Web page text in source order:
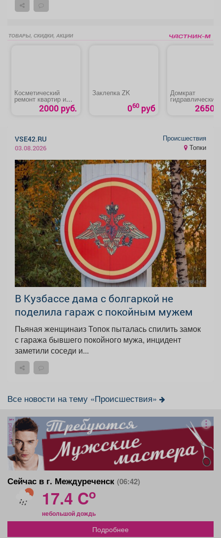
ТОВАРЫ, СКИДКИ, АКЦИИ
Косметический
ремонт квартир и
офисов 2000 руб.
Заклепка ZK
060 руб
Домкрат
гидравлический
бутылочный
2650
VSE42.RU
03.08.2026
Происшествия
Топки
В Кузбассе дама с болгаркой не
поделила гараж с покойным мужем
Пьяная женщинаиз Топок пыталась спилить замок
с гаража бывшего покойного мужа, инцидент
заметили соседи и...
Все новости на тему «Происшествия»
реклама
Сейчас в г. Междуреченск (06:42)
17.4 Co
небольшой дождь
Подробнее